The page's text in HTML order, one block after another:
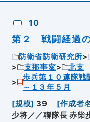
10
第２ 戦闘経過の
防衛省防衛研究所
支那事変
北支
歩兵第１０連隊
～１３年５月
[規模] 39 [作成者
少将／／聯隊長 赤柴